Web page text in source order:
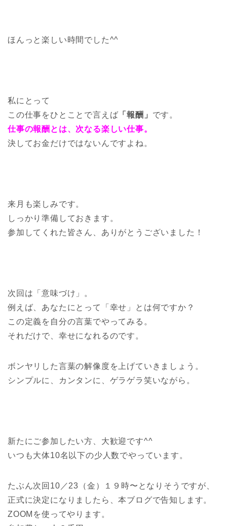
ほんっと楽しい時間でした^^
私にとって
この仕事をひとことで言えば 「報酬」 です。
仕事の報酬とは、次なる楽しい仕事。
決してお金だけではないんですよね。
来月も楽しみです。
しっかり準備しておきます。
参加してくれた皆さん、ありがとうございました！
次回は「意味づけ」。
例えば、あなたにとって「幸せ」とは何ですか？
この定義を自分の言葉でやってみる。
それだけで、幸せになれるのです。
ボンヤリした言葉の解像度を上げていきましょう。
シンプルに、カンタンに、ゲラゲラ笑いながら。
新たにご参加したい方、大歓迎です^^
いつも大体10名以下の少人数でやっています。
たぶん次回10／23（金）１９時〜となりそうですが、
正式に決定になりましたら、本ブログで告知します。
ZOOMを使ってやります。